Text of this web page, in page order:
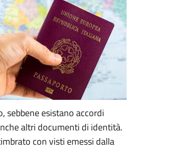
sebbene esistano accordi
altri documenti di identità.
con visti emessi dalla